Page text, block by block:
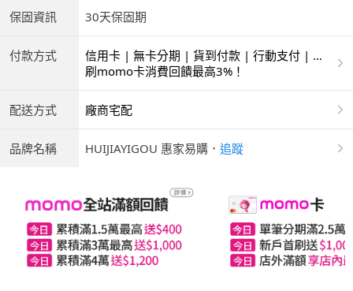
保固資訊 30天保固期
付款方式
信用卡 | 無卡分期 | 貨到付款 | 行動支付 | 超
商付款 | ATM | 銀聯卡
刷momo卡消費回饋最高3%！
配送方式 廠商宅配
品牌名稱 HUIJIAYIGOU 惠家易購 ． 追蹤